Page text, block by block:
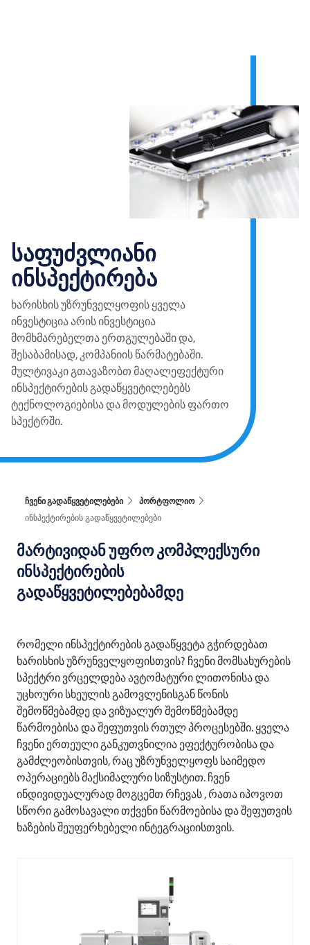
საფუძვლიანი
ინსპექტირება
ხარისხის უზრუნველყოფის ყველა
ინვესტიცია არის ინვესტიცია
მომხმარებელთა ერთგულებაში და,
შესაბამისად, კომპანიის წარმატებაში.
მულტივაკი გთავაზობთ მაღალეფექტური
ინსპექტირების გადაწყვეტილებებს
ტექნოლოგიებისა და მოდულების ფართო
სპექტრში.
ჩვენი გადაწყვეტილებები
პორტფოლიო
ინსპექტირების გადაწყვეტილებები
მარტივიდან უფრო კომპლექსური
ინსპექტირების
გადაწყვეტილებებამდე
რომელი ინსპექტირების გადაწყვეტა გჭირდებათ
ხარისხის უზრუნველყოფისთვის? ჩვენი მომსახურების
სპექტრი ვრცელდება ავტომატური ლითონისა და
უცხოური სხეულის გამოვლენისგან წონის
შემოწმებამდე და ვიზუალურ შემოწმებამდე
წარმოებისა და შეფუთვის რთულ პროცესებში. ყველა
ჩვენი ერთეული განკუთვნილია ეფექტურობისა და
გამძლეობისთვის, რაც უზრუნველყოფს საიმედო
ოპერაციებს მაქსიმალური სიზუსტით. ჩვენ
ინდივიდუალურად მოგცემთ რჩევას , რათა იპოვოთ
სწორი გამოსავალი თქვენი წარმოებისა და შეფუთვის
ხაზების შეუფერხებელი ინტეგრაციისთვის.